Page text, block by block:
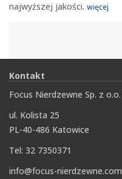
najwyższej jakości. więcej
Kontakt
Focus Nierdzewne Sp. z o.o.
ul. Kolista 25
PL-40-486 Katowice
Tel: 32 7350371
info@focus-nierdzewne.com